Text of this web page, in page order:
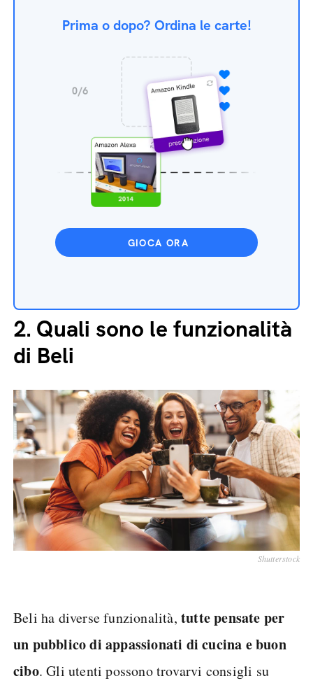
Prima o dopo? Ordina le carte!
GIOCA ORA
2. Quali sono le funzionalità
di Beli
Shutterstock
Beli ha diverse funzionalità, tutte pensate per
un pubblico di appassionati di cucina e buon
cibo. Gli utenti possono trovarvi consigli su